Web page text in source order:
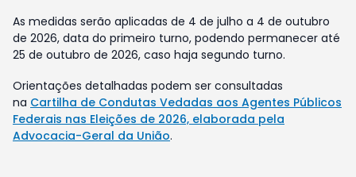
As medidas serão aplicadas de 4 de julho a 4 de outubro
de 2026, data do primeiro turno, podendo permanecer até
25 de outubro de 2026, caso haja segundo turno.
Orientações detalhadas podem ser consultadas
na Cartilha de Condutas Vedadas aos Agentes Públicos
Federais nas Eleições de 2026, elaborada pela
Advocacia-Geral da União.